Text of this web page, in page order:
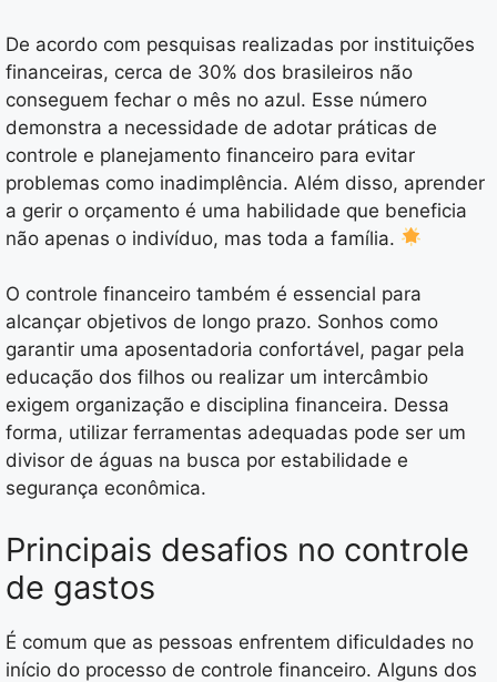
De acordo com pesquisas realizadas por instituições
financeiras, cerca de 30% dos brasileiros não
conseguem fechar o mês no azul. Esse número
demonstra a necessidade de adotar práticas de
controle e planejamento financeiro para evitar
problemas como inadimplência. Além disso, aprender
a gerir o orçamento é uma habilidade que beneficia
não apenas o indivíduo, mas toda a família.
O controle financeiro também é essencial para
alcançar objetivos de longo prazo. Sonhos como
garantir uma aposentadoria confortável, pagar pela
educação dos filhos ou realizar um intercâmbio
exigem organização e disciplina financeira. Dessa
forma, utilizar ferramentas adequadas pode ser um
divisor de águas na busca por estabilidade e
segurança econômica.
Principais desafios no controle
de gastos
É comum que as pessoas enfrentem dificuldades no
início do processo de controle financeiro. Alguns dos